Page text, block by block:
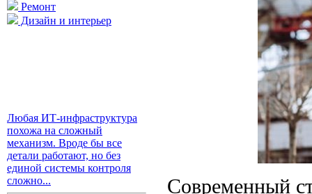
Ремонт
Дизайн и интерьер
Любая ИТ-инфраструктура
похожа на сложный
механизм. Вроде бы все
детали работают, но без
единой системы контроля
сложно...
Современный